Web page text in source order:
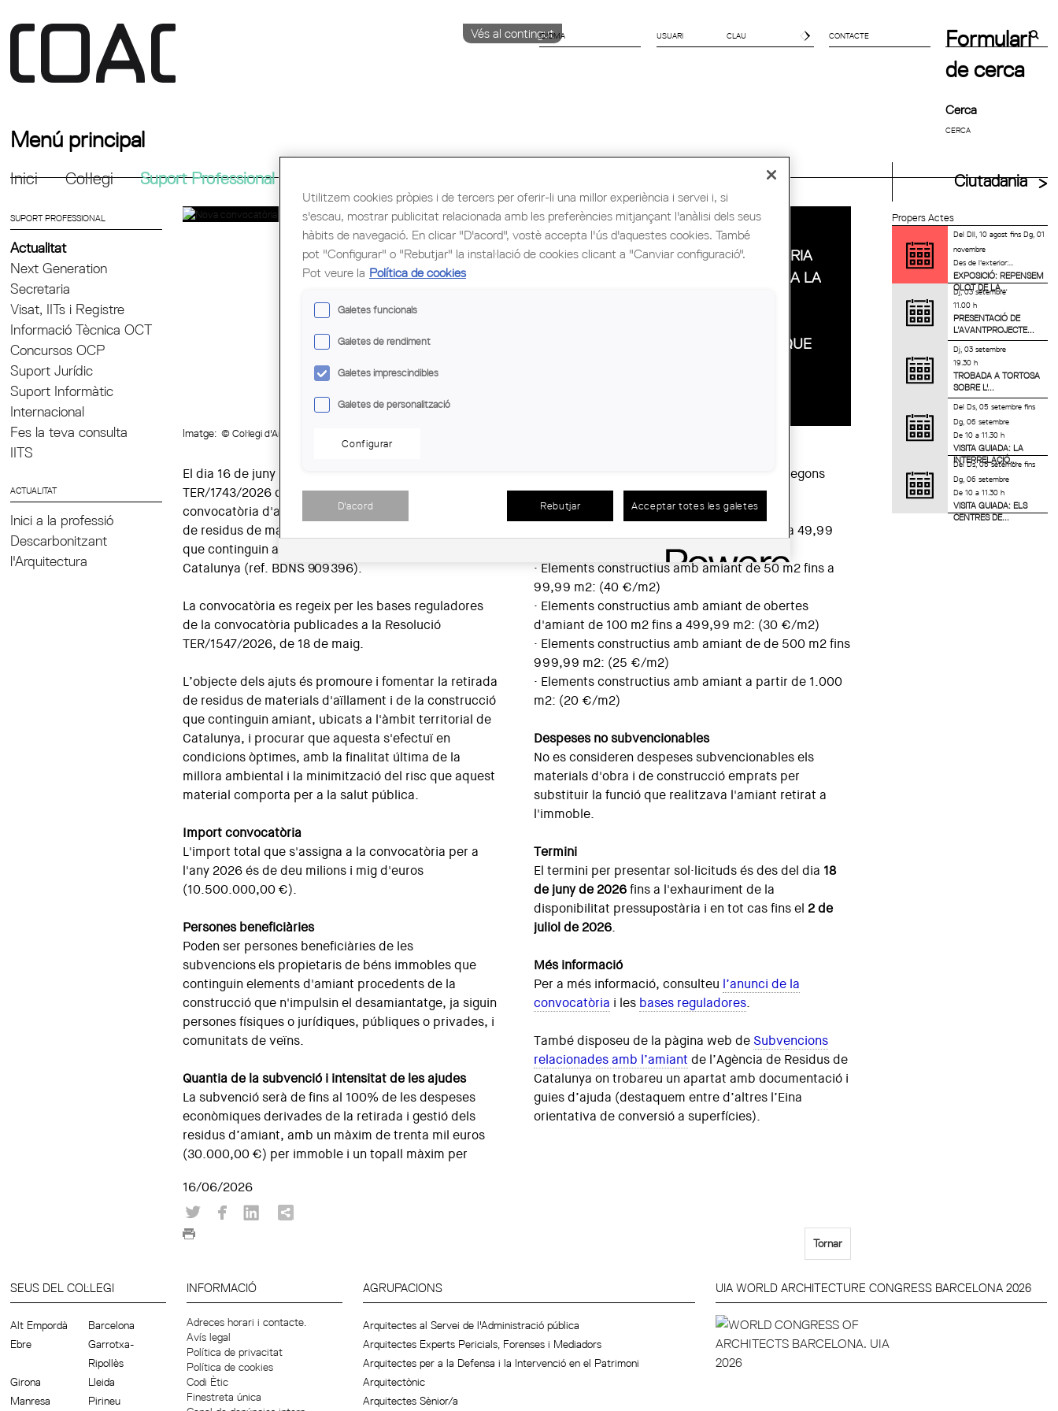
Vés al contingut
IDIOMA CONTACTE
Formulari
de cerca
Cerca
Menú principal
Inici Col·legi Suport Professional Congrés Mundial d'Arquitectes UIA Ciutadania
Propers Actes
DelDll, 10 agostfinsDg, 01
novembre
Des de l'exterior:...
EXPOSICIÓ: REPENSEM
OLOT DE LA...
Dj, 03 setembre
11.00 h
PRESENTACIÓ DE
L’AVANTPROJECTE...
Dj, 03 setembre
19.30 h
TROBADA A TORTOSA
SOBRE L'...
DelDs, 05 setembrefins
Dg, 06 setembre
De 10 a 11.30 h
VISITA GUIADA: LA
INTERRELACIÓ...
DelDs, 05 setembrefins
Dg, 06 setembre
De 10 a 11.30 h
VISITA GUIADA: ELS
CENTRES DE...
SUPORT PROFESSIONAL
Actualitat
Next Generation
Secretaria
Visat, IITs i Registre
Informació Tècnica OCT
Concursos OCP
Suport Jurídic
Suport Informàtic
Internacional
Fes la teva consulta
IITS
ACTUALITAT
Inici a la professió
Descarbonitzant
l'Arquitectura
NOVA
CONVOCATÒRIA
D'AJUTS PER A LA
MATERIALS QUE
Imatge: © Col·legi d'Arquitectes de Catalunya (COAC)
El dia 16 de juny s’ha publicat al DOGC la Resolució
TER/1743/2026 de 28 de maig per la qual s’obre una
convocatòria d'ajuts destinats a la retirada, en origen,
de residus de materials d'aïllament i de la construcció
que continguin amiant, ubicats a l'àmbit territorial de
Catalunya (ref. BDNS 909396).
La convocatòria es regeix per les bases reguladores
de la convocatòria publicades a la Resolució
TER/1547/2026, de 18 de maig.
L’objecte dels ajuts és promoure i fomentar la retirada
de residus de materials d'aïllament i de la construcció
que continguin amiant, ubicats a l'àmbit territorial de
Catalunya, i procurar que aquesta s'efectuï en
condicions òptimes, amb la finalitat última de la
millora ambiental i la minimització del risc que aquest
material comporta per a la salut pública.
Import convocatòria
L'import total que s'assigna a la convocatòria per a
l'any 2026 és de deu milions i mig d'euros
(10.500.000,00 €).
Persones beneficiàries
Poden ser persones beneficiàries de les
subvencions els propietaris de béns immobles que
continguin elements d'amiant procedents de la
construcció que n'impulsin el desamiantatge, ja siguin
persones físiques o jurídiques, públiques o privades, i
comunitats de veïns.
Quantia de la subvenció i intensitat de les ajudes
La subvenció serà de fins al 100% de les despeses
econòmiques derivades de la retirada i gestió dels
residus d’amiant, amb un màxim de trenta mil euros
(30.000,00 €) per immoble i un topall màxim per
metre quadrat de material d'amiant retirat segons
l'escalat següent:
· Elements constructius amb amiant de fins a 49,99
· Elements constructius amb amiant de 50 m2 fins a
99,99 m2: (40 €/m2)
· Elements constructius amb amiant de obertes
d'amiant de 100 m2 fins a 499,99 m2: (30 €/m2)
· Elements constructius amb amiant de de 500 m2 fins
999,99 m2: (25 €/m2)
· Elements constructius amb amiant a partir de 1.000
m2: (20 €/m2)
Despeses no subvencionables
No es consideren despeses subvencionables els
materials d'obra i de construcció emprats per
substituir la funció que realitzava l'amiant retirat a
l'immoble.
Termini
El termini per presentar sol·licituds és des del dia 18
de juny de 2026fins a l'exhauriment de la
disponibilitat pressupostària i en tot cas fins el 2 de
juliol de 2026.
Més informació
Per a més informació, consulteu l’anunci de la
convocatòria i les bases reguladores.
També disposeu de la pàgina web de Subvencions
relacionades amb l’amiant de l’Agència de Residus de
Catalunya on trobareu un apartat amb documentació i
guies d’ajuda (destaquem entre d’altres l’Eina
orientativa de conversió a superfícies).
16/06/2026
Tornar
SEUS DEL COL·LEGI
Alt Empordà
Barcelona
Ebre
Garrotxa-
Ripollès
Girona
Lleida
Manresa
Pirineu
INFORMACIÓ
Adreces horari i contacte.
Avís legal
Política de privacitat
Política de cookies
Codi Ètic
Finestreta única
AGRUPACIONS
Arquitectes al Servei de l'Administració pública
Arquitectes Experts Pericials, Forenses i Mediadors
Arquitectes per a la Defensa i la Intervenció en el Patrimoni
Arquitectònic
Arquitectes Sènior/a
UIA WORLD ARCHITECTURE CONGRESS BARCELONA 2026
Utilitzem cookies pròpies i de tercers per oferir-li una millor experiència i servei i, si
s'escau, mostrar publicitat relacionada amb les preferències mitjançant l'anàlisi dels seus
hàbits de navegació. En clicar "D'acord", vostè accepta l'ús d'aquestes cookies. També
pot "Configurar" o "Rebutjar" la instal·lació de cookies clicant a "Canviar configuració".
Pot veure la Política de cookies
Galetes funcionals
Galetes de rendiment
Galetes imprescindibles
Galetes de personalització
Configurar
D'acord Rebutjar Acceptar totes les galetes